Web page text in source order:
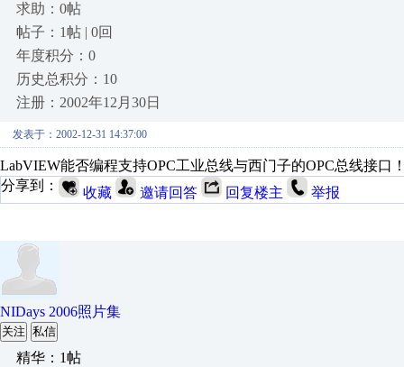
求助：0帖
帖子：1帖 | 0回
年度积分：0
历史总积分：10
注册：2002年12月30日
发表于：2002-12-31 14:37:00
LabVIEW能否编程支持OPC工业总线与西门子的OPC总线接口
分享到：
收藏 邀请回答 回复楼主 举报
NIDays 2006照片集
关注 私信
精华：1帖